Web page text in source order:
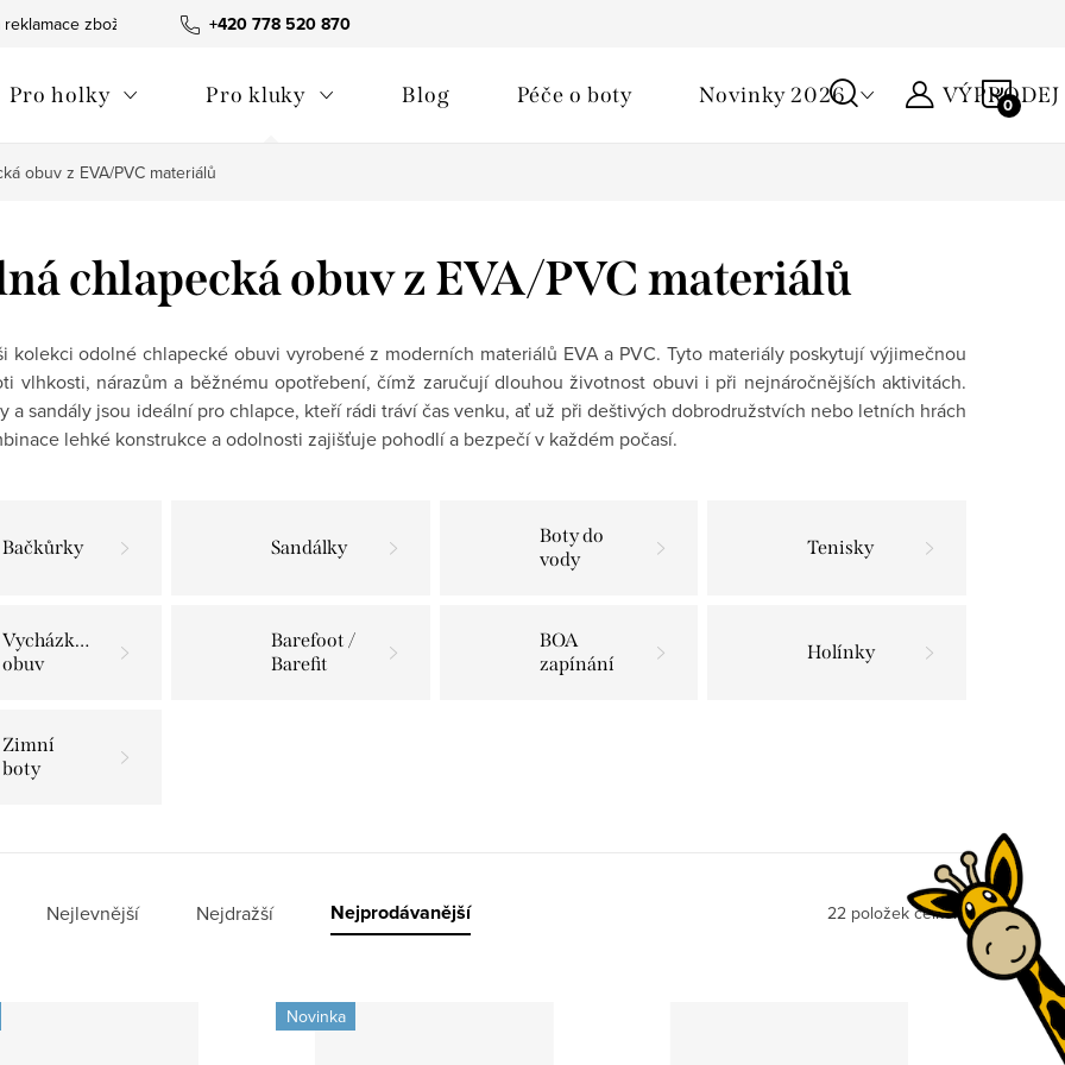
+420 778 520 870
zboží Obchodní podmínky
Pro holky Pro kluky Blog Péče o boty Novinky 2026 VÝPRODEJ
obuv z EVA/PVC materiálů
chlapecká obuv z EVA/PVC materiálů
kolekci odolné chlapecké obuvi vyrobené z moderních materiálů EVA a PVC. Tyto materiály poskytují výjimečnou
vlhkosti, nárazům a běžnému opotřebení, čímž zaručují dlouhou životnost obuvi i při nejnáročnějších aktivitách.
a sandály jsou ideální pro chlapce, kteří rádi tráví čas venku, ať už při deštivých dobrodružstvích nebo letních hrách
lehké konstrukce a odolnosti zajišťuje pohodlí a bezpečí v každém počasí.
Bačkůrky Sandálky
Boty do
vody
Tenisky
Vycházková
obuv
Barefoot /
Barefit
BOA
zapínání
Holínky
Zimní
boty
Nejlevnější Nejdražší Nejprodávanější 22 položek celkem
Novinka